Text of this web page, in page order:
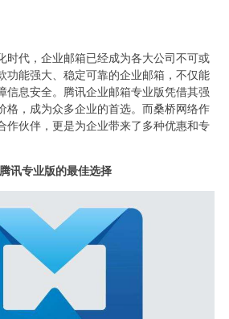
时代，企业邮箱已经成为各大公司不可或
功能强大、稳定可靠的企业邮箱，不仅能
信息安全。腾讯企业邮箱专业版凭借其强
格，成为众多企业的首选。而桑桥网络作
作伙伴，更是为企业带来了多种优惠和专
讯专业版的最佳选择